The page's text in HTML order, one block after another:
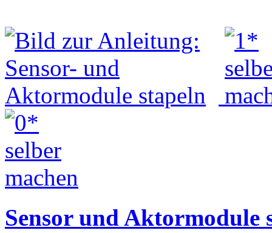
Sensor und Aktormodule